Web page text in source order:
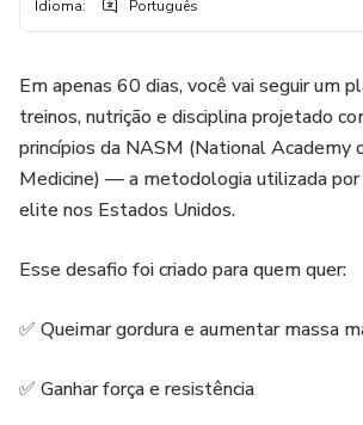
Idioma: Português
Em apenas 60 dias, você vai seguir um
treinos, nutrição e disciplina projetado
princípios da NASM (National Academy
Medicine) — a metodologia utilizada por
elite nos Estados Unidos.
Esse desafio foi criado para quem quer:
✅ Queimar gordura e aumentar massa
✅ Ganhar força e resistência